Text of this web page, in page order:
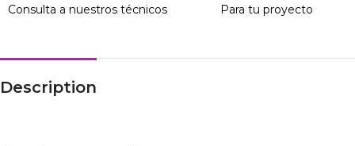
Consulta a nuestros técnicos Para tu proyecto
Description